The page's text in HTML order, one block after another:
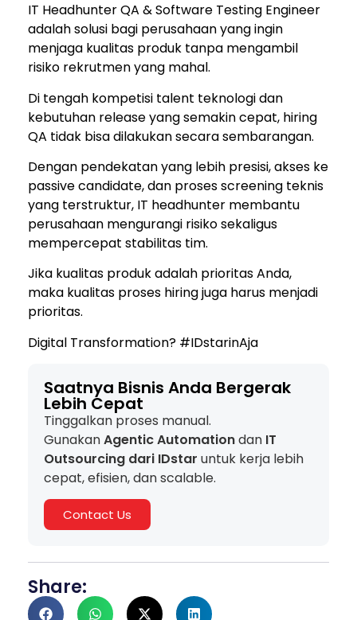
IT Headhunter QA & Software Testing Engineer
adalah solusi bagi perusahaan yang ingin
menjaga kualitas produk tanpa mengambil
risiko rekrutmen yang mahal.
Di tengah kompetisi talent teknologi dan
kebutuhan release yang semakin cepat, hiring
QA tidak bisa dilakukan secara sembarangan.
Dengan pendekatan yang lebih presisi, akses ke
passive candidate, dan proses screening teknis
yang terstruktur, IT headhunter membantu
perusahaan mengurangi risiko sekaligus
mempercepat stabilitas tim.
Jika kualitas produk adalah prioritas Anda,
maka kualitas proses hiring juga harus menjadi
prioritas.
Digital Transformation? #IDstarinAja
Saatnya Bisnis Anda Bergerak
Lebih Cepat
Tinggalkan proses manual.
GunakanAgentic Automationdan IT
Outsourcing dari IDstar untuk kerja lebih
cepat, efisien, dan scalable.
Contact Us
Share: